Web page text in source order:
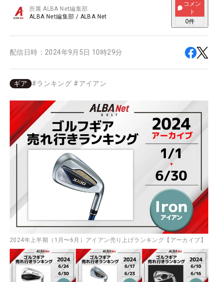
所属ALBA Net編集部
ALBA Net編集部 / ALBA Net
コメン
ト
0件
配信日時： 2024年9月5日 10時29分
ギア #ランキング #アイアン
2024年上半期（1月〜6月）アイアン売り上げランキング【アーカイブ】